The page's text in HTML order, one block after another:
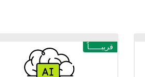
قريبــــــاً